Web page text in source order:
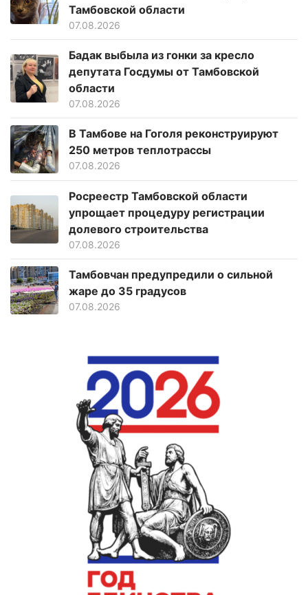
Тамбовской области
07.08.2026
Бадак выбыла из гонки за кресло
депутата Госдумы от Тамбовской
области
07.08.2026
В Тамбове на Гоголя реконструируют
250 метров теплотрассы
07.08.2026
Росреестр Тамбовской области
упрощает процедуру регистрации
долевого строительства
07.08.2026
Тамбовчан предупредили о сильной
жаре до 35 градусов
07.08.2026